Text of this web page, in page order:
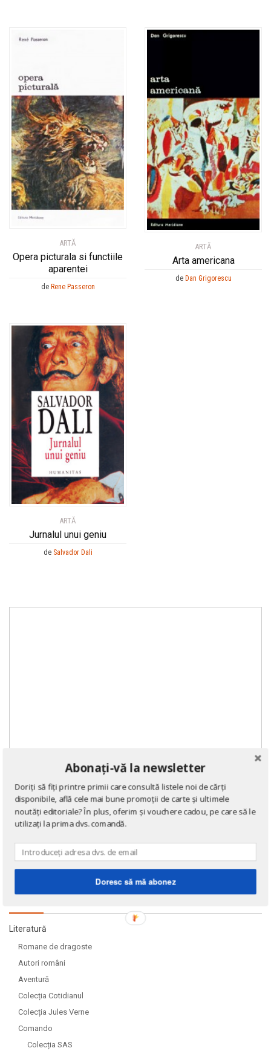
ARTĂ
Opera picturala si functiile
aparentei
de Rene Passeron
ARTĂ
Arta americana
de Dan Grigorescu
ARTĂ
Jurnalul unui geniu
de Salvador Dali
Literatură
Romane de dragoste
Autori români
Aventură
Colecția Cotidianul
Colecția Jules Verne
Comando
Colecția SAS
Abonați-vă la newsletter
Doriți să fiți printre primii care consultă listele noi de cărți
disponibile, află cele mai bune promoții de carte și ultimele
noutăți editoriale? În plus, oferim și vouchere cadou, pe care să le
utilizați la prima dvs. comandă.
Doresc să mă abonez